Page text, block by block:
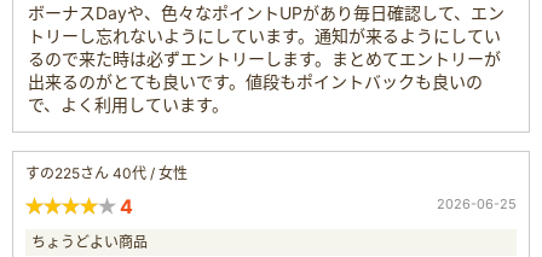
ボーナスDayや、色々なポイントUPがあり毎日確認して、エン
トリーし忘れないようにしています。通知が来るようにしてい
るので来た時は必ずエントリーします。まとめてエントリーが
出来るのがとても良いです。値段もポイントバックも良いの
で、よく利用しています。
すの225さん 40代 / 女性
4 2026-06-25
ちょうどよい商品